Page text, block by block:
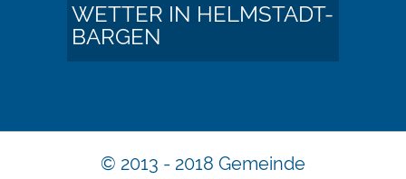
WETTER IN HELMSTADT-
BARGEN
© 2013 - 2018 Gemeinde